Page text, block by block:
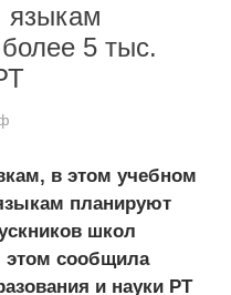
языкам
5 тыс.
в этом учебном
планируют
школ
этом сообщила
и науки РТ